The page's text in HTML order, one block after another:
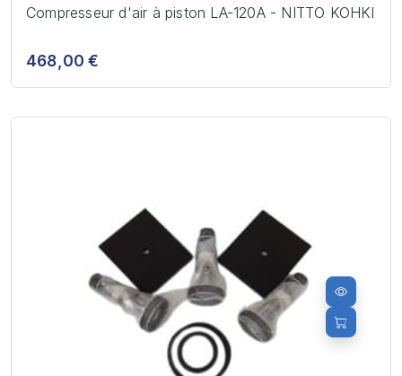
Compresseur d'air à piston LA-120A - NITTO KOHKI
468,00 €